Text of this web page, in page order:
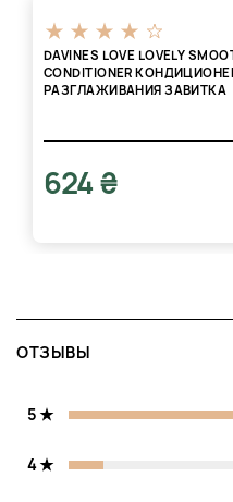
DAVINES LOVE LOVELY
CONDITIONER
РАЗГЛАЖИВАНИЯ ЗАВИТКА
624 ₴
ОТЗЫВЫ
5
4